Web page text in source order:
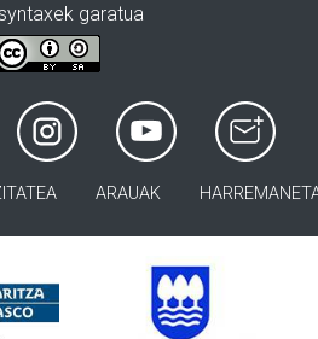
garatua
ARAUAK